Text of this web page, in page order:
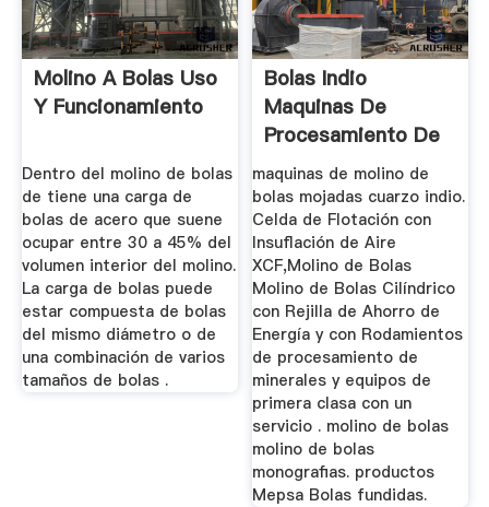
Molino A Bolas Uso
Y Funcionamiento
Dentro del molino de bolas
de tiene una carga de
bolas de acero que suene
ocupar entre 30 a 45% del
volumen interior del molino.
La carga de bolas puede
estar compuesta de bolas
del mismo diámetro o de
una combinación de varios
tamaños de bolas .
Bolas Indio
Maquinas De
Procesamiento De
Arcilla Imagenes
maquinas de molino de
bolas mojadas cuarzo indio.
Celda de Flotación con
Insuflación de Aire
XCF,Molino de Bolas
Molino de Bolas Cilíndrico
con Rejilla de Ahorro de
Energía y con Rodamientos
de procesamiento de
minerales y equipos de
primera clasa con un
servicio . molino de bolas
molino de bolas
monografias. productos
Mepsa Bolas fundidas.